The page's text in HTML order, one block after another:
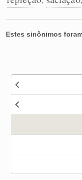
Estes sinônimos
Nenhum dos